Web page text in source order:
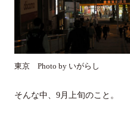
東京 Photo by いがらし
そんな中、9月上旬のこと。